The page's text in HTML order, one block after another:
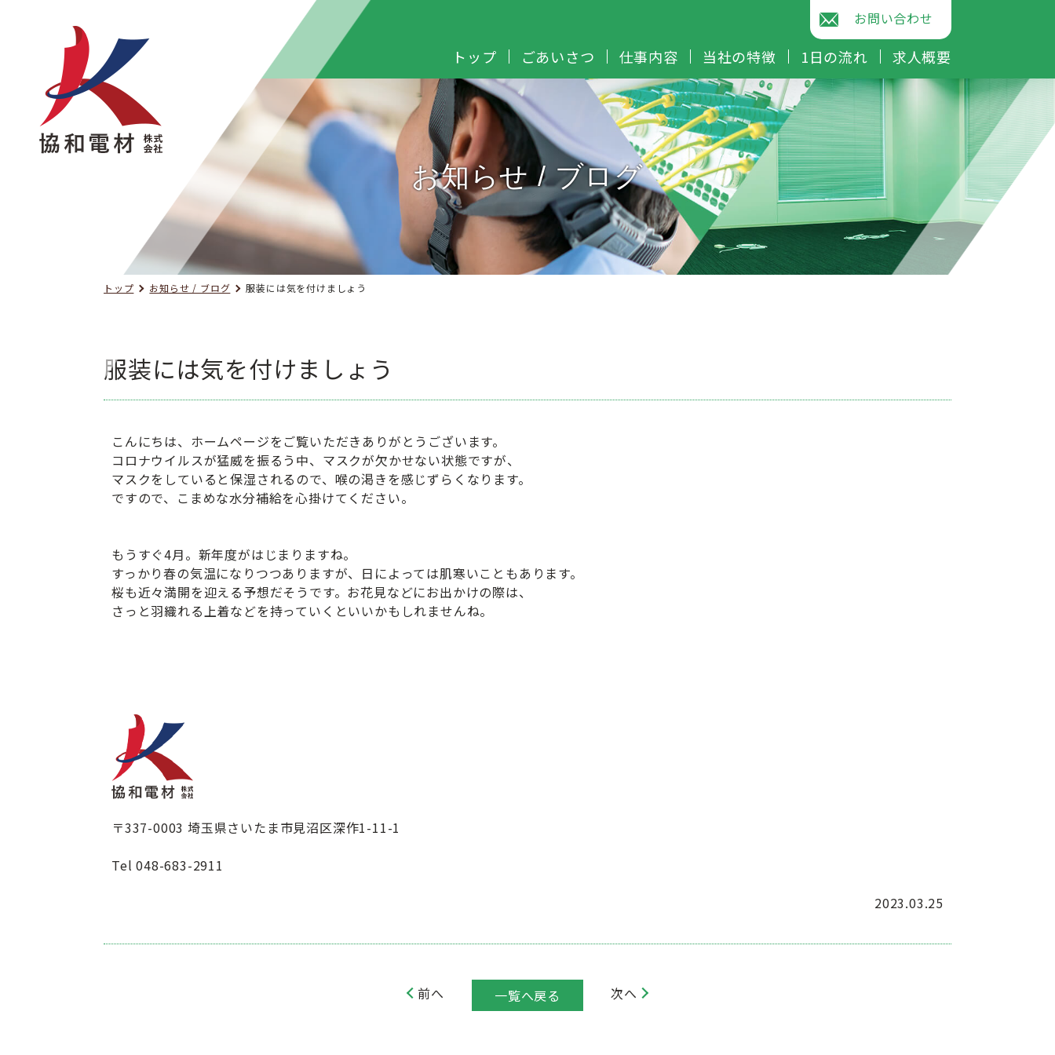
お問い合わせ
トップ ごあいさつ 仕事内容 当社の特徴 1日の流れ 求人概要
お知らせ / ブログ
トップ お知らせ / ブログ 服装には気を付けましょう
服装には気を付けましょう
こんにちは、ホームページをご覧いただきありがとうございます。
コロナウイルスが猛威を振るう中、マスクが欠かせない状態ですが、
マスクをしていると保湿されるので、喉の渇きを感じずらくなります。
ですので、こまめな水分補給を心掛けてください。
もうすぐ4月。新年度がはじまりますね。
すっかり春の気温になりつつありますが、日によっては肌寒いこともあります。
桜も近々満開を迎える予想だそうです。お花見などにお出かけの際は、
さっと羽織れる上着などを持っていくといいかもしれませんね。
〒337-0003 埼玉県さいたま市見沼区深作1-11-1
Tel 048-683-2911
2023.03.25
前へ 次へ
一覧へ戻る